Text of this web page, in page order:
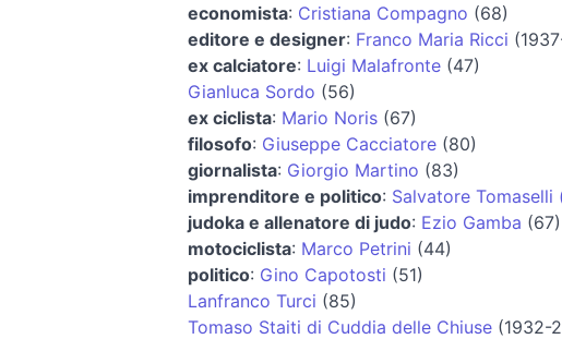
economista: Cristiana Compagno (68)
editore e designer: Franco Maria Ricci
ex calciatore: Luigi Malafronte(47)
Gianluca Sordo (56)
ex ciclista: Mario Noris(67)
filosofo: Giuseppe Cacciatore(80)
giornalista: Giorgio Martino (83)
imprenditore e politico: Salvatore Tomaselli
judoka e allenatore di judo: Ezio Gamba (67)
motociclista: Marco Petrini (44)
politico: Gino Capotosti (51)
Lanfranco Turci (85)
Tomaso Staiti di Cuddia delle Chiuse(1932-